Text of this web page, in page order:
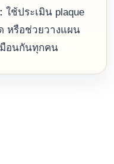
ใช้ประเมิน plaque
หรือช่วยวางแผน
มือนกันทุกคน